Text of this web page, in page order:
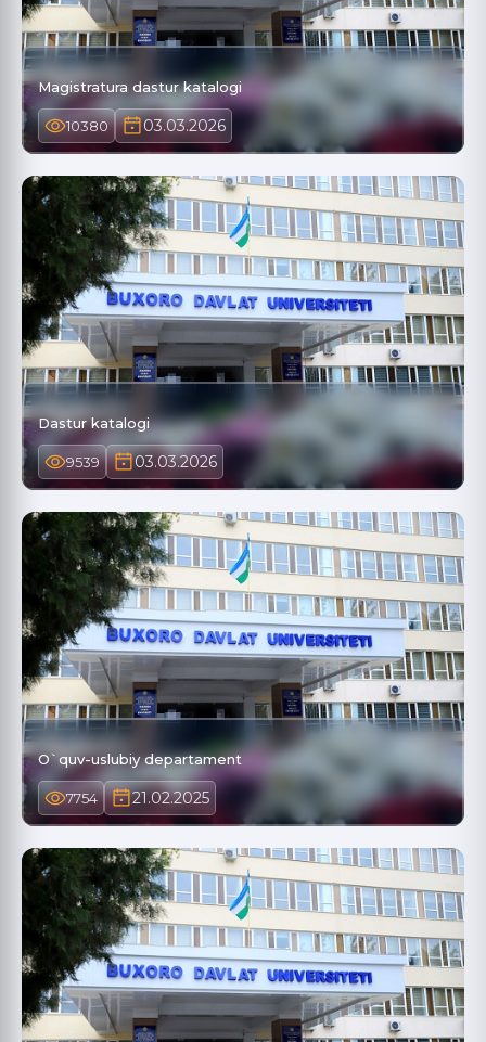
Magistratura dastur katalogi
10380 03.03.2026
Dastur katalogi
9539 03.03.2026
O`quv-uslubiy departament
7754 21.02.2025